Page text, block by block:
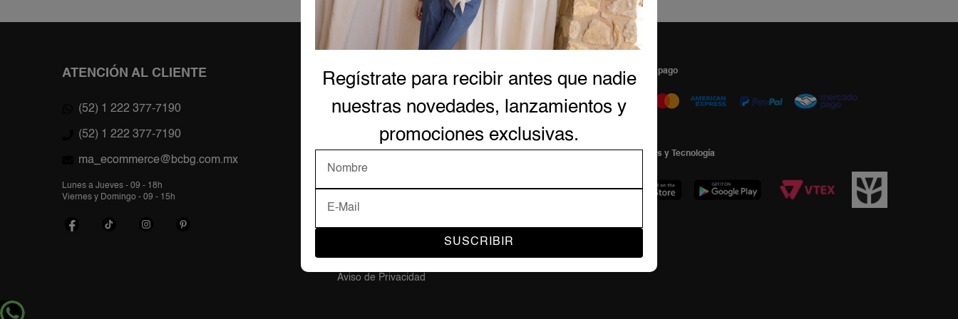
ATENCIÓN AL CLIENTE
(52) 1 222 377-7190
(52) 1 222 377-7190
ma_ecommerce@bcbg.com.mx
Lunes a Jueves - 09 - 18h
Viernes y Domingo - 09 - 15h
AYUDA Y SOPORTE
Contacto
Mi Cuenta
Mis Pedidos
Preguntas Frecuentes
Acerca de Nosotros
Trabaja en BCBG
Términos y Condiciones
Aviso de Privacidad
Formas de pago
Plataformas y Tecnología
Regístrate para recibir antes que nadie
nuestras novedades, lanzamientos y
promociones exclusivas.
SUSCRIBIR